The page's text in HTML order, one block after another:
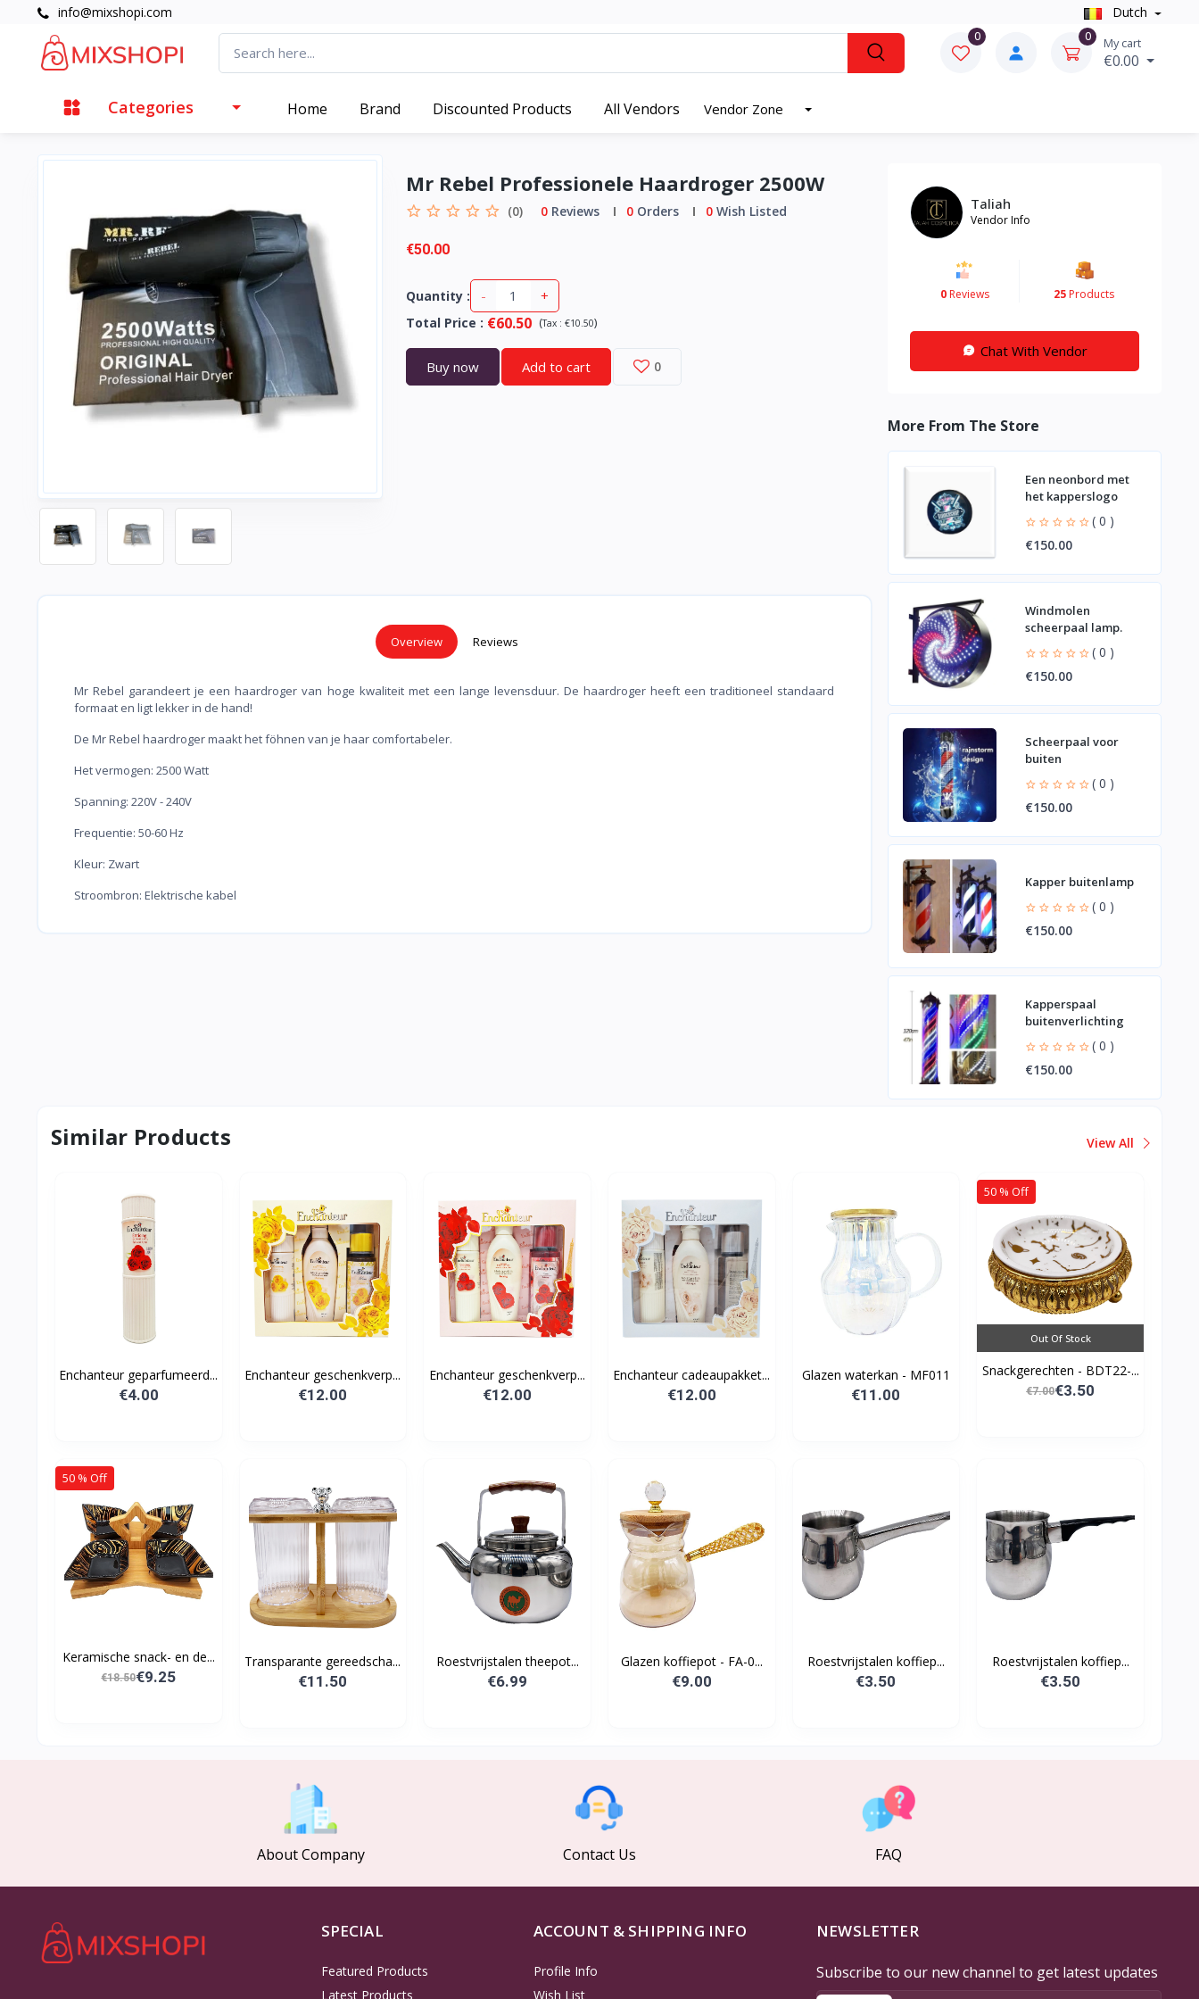
info@mixshopi.com Dutch
0 0 My cart
€0.00
Categories Home Brand Discounted Products All Vendors Vendor Zone
Mr Rebel Professionele Haardroger 2500W
(0) 0Reviews 0Orders 0Wish Listed
€50.00
Quantity : - +
Total Price : €60.50 (Tax : €10.50)
Buy now Add to cart 0
Overview Reviews
Mr Rebel garandeert je een haardroger van hoge kwaliteit met een lange levensduur. De haardroger heeft een traditioneel standaard
formaat en ligt lekker in de hand!
De Mr Rebel haardroger maakt het föhnen van je haar comfortabeler.
Het vermogen: 2500 Watt
Spanning: 220V - 240V
Frequentie: 50-60 Hz
Kleur: Zwart
Stroombron: Elektrische kabel
Taliah
Vendor Info
0Reviews 25 Products
Chat With Vendor
More From The Store
Een neonbord met
het kapperslogo
( 0 )
€150.00
Windmolen
scheerpaal lamp.
( 0 )
€150.00
Scheerpaal voor
buiten
( 0 )
€150.00
Kapper buitenlamp
( 0 )
€150.00
Kapperspaal
buitenverlichting
( 0 )
€150.00
Similar Products View All
Enchanteur geparfumeerd...
€4.00
Enchanteur geschenkverp...
€12.00
Enchanteur geschenkverp...
€12.00
Enchanteur cadeaupakket...
€12.00
Glazen waterkan - MF011
€11.00
50 % Off
Out Of Stock
Snackgerechten - BDT22-...
€7.00€3.50
50 % Off
Keramische snack- en de...
€18.50€9.25
Transparante gereedscha...
€11.50
Roestvrijstalen theepot...
€6.99
Glazen koffiepot - FA-0...
€9.00
Roestvrijstalen koffiep...
€3.50
Roestvrijstalen koffiep...
€3.50
About Company Contact Us FAQ
SPECIAL
Featured Products
Latest Products
ACCOUNT & SHIPPING INFO
Profile Info
Wish List
NEWSLETTER
Subscribe to our new channel to get latest updates